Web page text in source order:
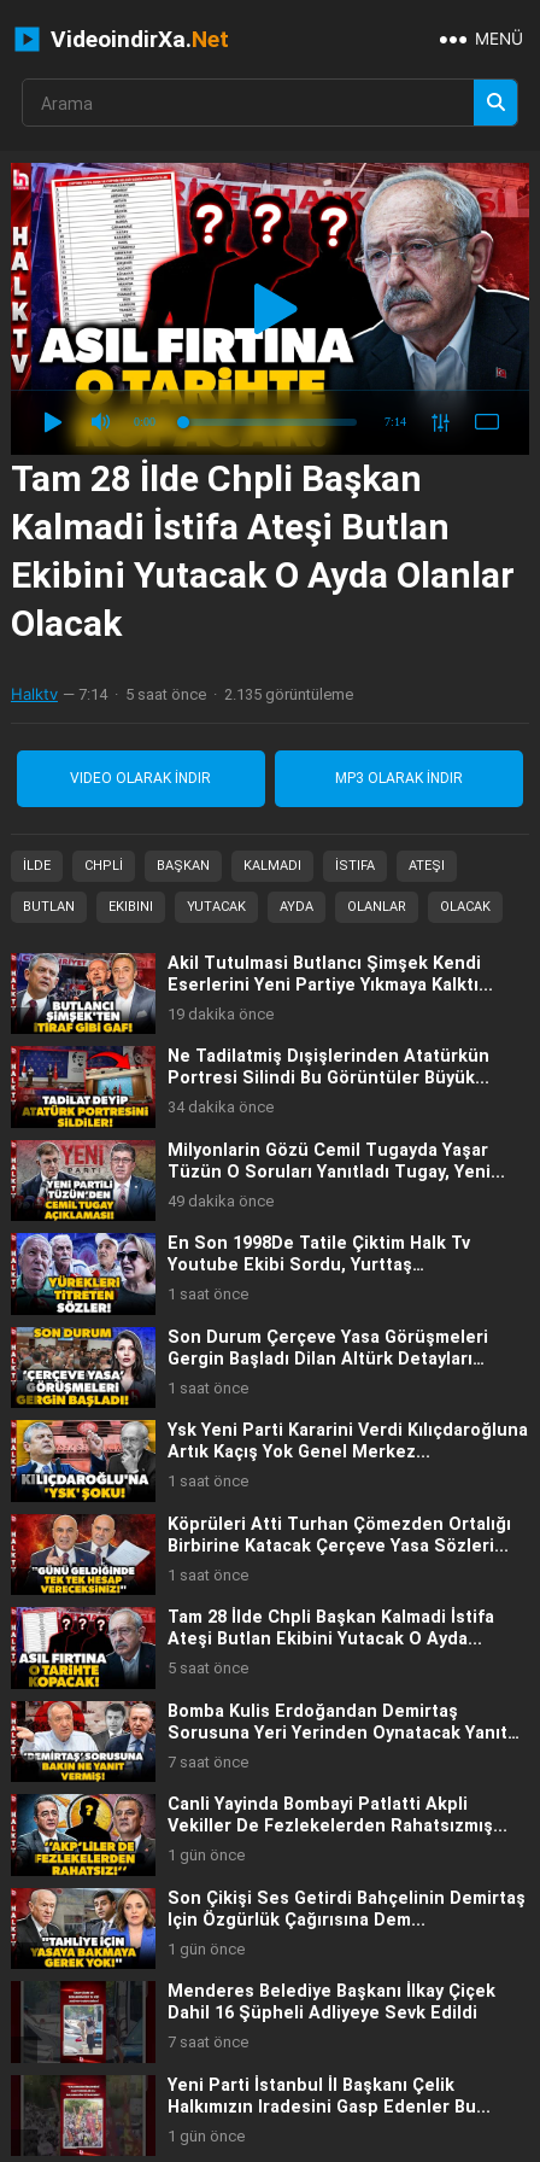
VideoindirXa.Net MENÜ
0:00 7:14
Tam 28 İlde Chpli̇ Başkan
Kalmadi İstifa Ateşi Butlan
Ekibini Yutacak O Ayda Olanlar
Olacak
Halktv — 7:14 · 5 saat önce · 2.135 görüntüleme
VIDEO OLARAK İNDIR MP3 OLARAK İNDIR
İLDE CHPLİ BAŞKAN KALMADI İSTIFA ATEŞI
BUTLAN EKIBINI YUTACAK AYDA OLANLAR OLACAK
Akil Tutulmasi Butlancı Şimşek Kendi
Eserlerini Yeni̇ Partiye Yıkmaya Kalktı...
19 dakika önce
Ne Tadi̇latmiş Dışişlerinden Atatürkün
Portresi Silindi Bu Görüntüler Büyük...
34 dakika önce
Mi̇lyonlarin Gözü Cemi̇l Tugayda Yaşar
Tüzün O Soruları Yanıtladı Tugay, Yeni̇...
49 dakika önce
En Son 1998De Tati̇le Çiktim Halk Tv
Youtube Ekibi Sordu, Yurttaş
Yaşadıklarını...
1 saat önce
Son Durum Çerçeve Yasa Görüşmeleri
Gergin Başladı Dilan Altürk Detayları
Anlattı
1 saat önce
Ysk Yeni̇ Parti̇ Kararini Verdi̇ Kılıçdaroğluna
Artık Kaçış Yok Genel Merkez...
1 saat önce
Köprüleri̇ Atti Turhan Çömezden Ortalığı
Birbirine Katacak Çerçeve Yasa Sözleri...
1 saat önce
Tam 28 İlde Chpli̇ Başkan Kalmadi İstifa
Ateşi Butlan Ekibini Yutacak O Ayda...
5 saat önce
Bomba Kuli̇s Erdoğandan Demirtaş
Sorusuna Yeri Yerinden Oynatacak Yanıt
Mehmet...
7 saat önce
Canli Yayinda Bombayi Patlatti Akpli
Vekiller De Fezlekelerden Rahatsızmış...
1 gün önce
Son Çikişi Ses Geti̇rdi̇ Bahçelinin Demirtaş
Için Özgürlük Çağırısına Dem...
1 gün önce
Menderes Belediye Başkanı İlkay Çiçek
Dahil 16 Şüpheli Adliyeye Sevk Edildi
7 saat önce
Yeni̇ Parti İstanbul İl Başkanı Çelik
Halkımızın Iradesini Gasp Edenler Bu...
1 gün önce